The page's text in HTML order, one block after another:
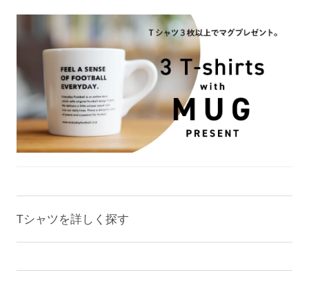
Tシャツを詳しく探す